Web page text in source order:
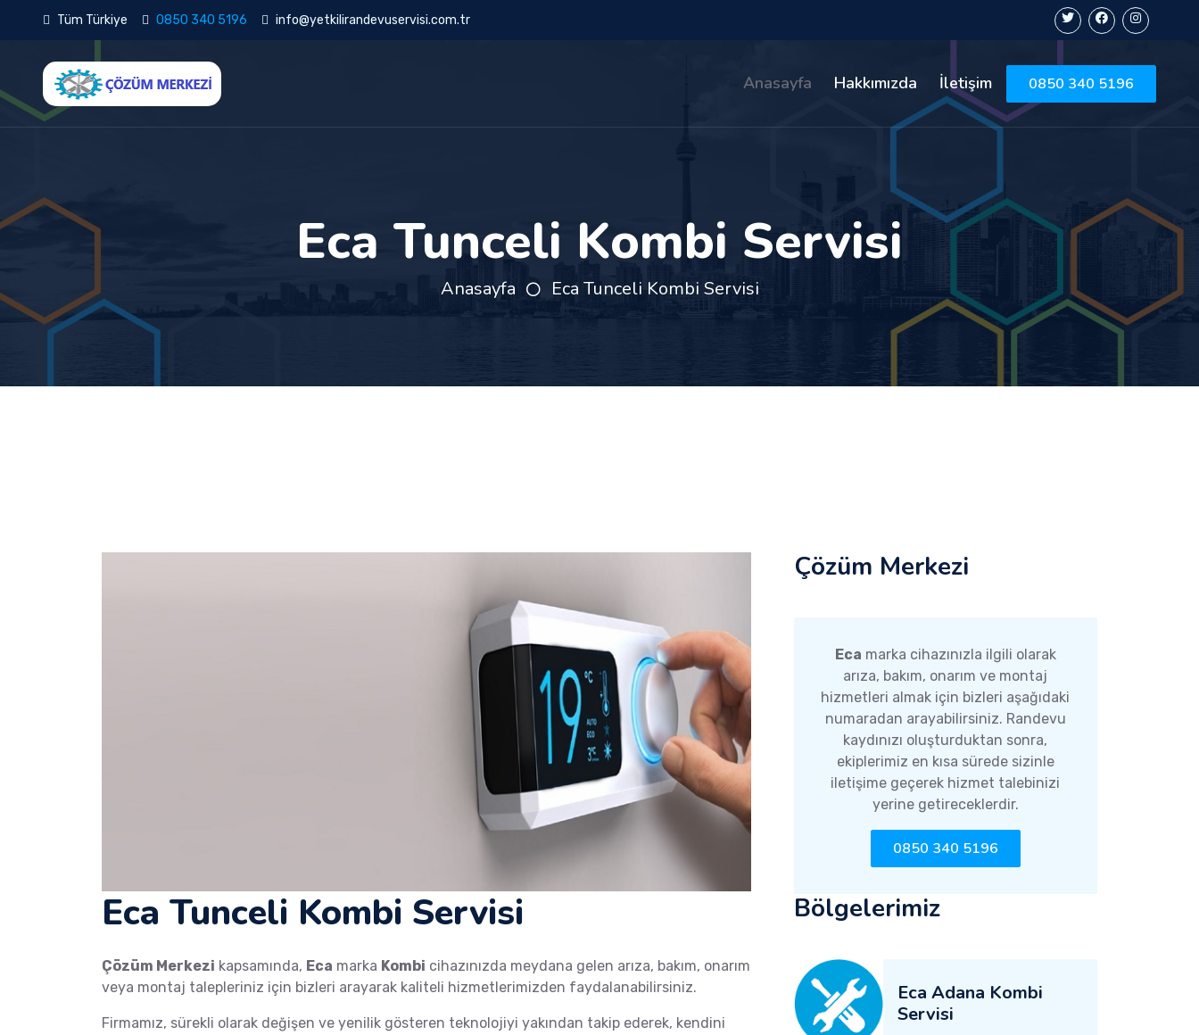
Tüm Türkiye 0850 340 5196 info@yetkilirandevuservisi.com.tr
Anasayfa Hakkımızda İletişim 0850 340 5196
Eca Tunceli Kombi Servisi
Anasayfa Eca Tunceli Kombi Servisi
Eca Tunceli Kombi Servisi
Çözüm Merkezi kapsamında, Eca marka Kombi cihazınızda meydana gelen arıza, bakım, onarım
veya montaj talepleriniz için bizleri arayarak kaliteli hizmetlerimizden faydalanabilirsiniz.
Firmamız, sürekli olarak değişen ve yenilik gösteren teknolojiyi yakından takip ederek, kendini
Çözüm Merkezi
Eca marka cihazınızla ilgili olarak
arıza, bakım, onarım ve montaj
hizmetleri almak için bizleri aşağıdaki
numaradan arayabilirsiniz. Randevu
kaydınızı oluşturduktan sonra,
ekiplerimiz en kısa sürede sizinle
iletişime geçerek hizmet talebinizi
yerine getireceklerdir.
0850 340 5196
Bölgelerimiz
Eca Adana Kombi
Servisi